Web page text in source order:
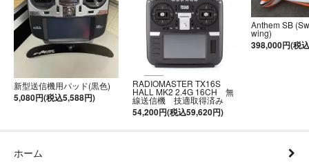
新型送信機用パッド(黒色)
5,080円(税込5,588円)
RADIOMASTER TX16S
HALL MK2 2.4G 16CH 無
線送信機 技適取得済み
54,200円(税込59,620円)
Anthem SB
wing)
398,000円(税
ホーム